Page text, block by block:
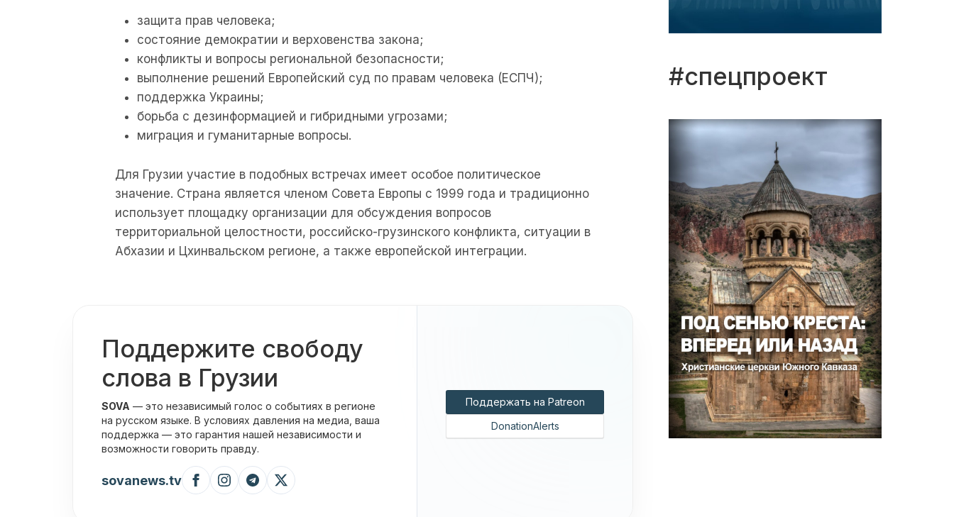
защита прав человека;
состояние демократии и верховенства закона;
конфликты и вопросы региональной безопасности;
выполнение решений Европейский суд по правам человека (ЕСПЧ);
поддержка Украины;
борьба с дезинформацией и гибридными угрозами;
миграция и гуманитарные вопросы.
Для Грузии участие в подобных встречах имеет особое политическое
значение. Страна является членом Совета Европы с 1999 года и традиционно
использует площадку организации для обсуждения вопросов
территориальной целостности, российско-грузинского конфликта, ситуации в
Абхазии и Цхинвальском регионе, а также европейской интеграции.
Поддержите свободу
слова в Грузии
SOVA — это независимый голос о событиях в регионе
на русском языке. В условиях давления на медиа, ваша
поддержка — это гарантия нашей независимости и
возможности говорить правду.
sovanews.tv
Поддержать на Patreon
DonationAlerts
#спецпроект